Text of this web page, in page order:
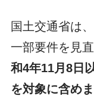
国土交通省は
一部要件を見直
和4年11月8日
を対象に含めま